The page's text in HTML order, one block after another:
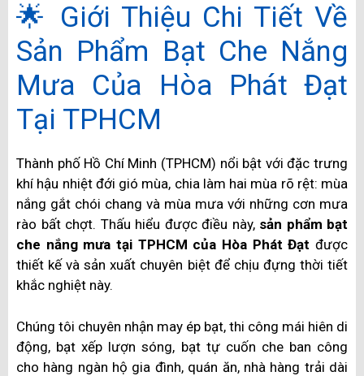
🌟 Giới Thiệu Chi Tiết Về
Sản Phẩm Bạt Che Nắng
Mưa Của Hòa Phát Đạt
Tại TPHCM
Thành phố Hồ Chí Minh (TPHCM) nổi bật với đặc trưng
khí hậu nhiệt đới gió mùa, chia làm hai mùa rõ rệt: mùa
nắng gắt chói chang và mùa mưa với những cơn mưa
rào bất chợt. Thấu hiểu được điều này, sản phẩm bạt
che nắng mưa tại TPHCM của Hòa Phát Đạt được
thiết kế và sản xuất chuyên biệt để chịu đựng thời tiết
khắc nghiệt này.
Chúng tôi chuyên nhận may ép bạt, thi công mái hiên di
động, bạt xếp lượn sóng, bạt tự cuốn che ban công
cho hàng ngàn hộ gia đình, quán ăn, nhà hàng trải dài